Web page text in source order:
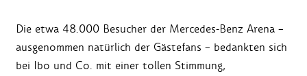
Die etwa 48.000 Besucher der Mercedes-Benz Arena –
ausgenommen natürlich der Gästefans – bedankten sich
bei Ibo und Co. mit einer tollen Stimmung,